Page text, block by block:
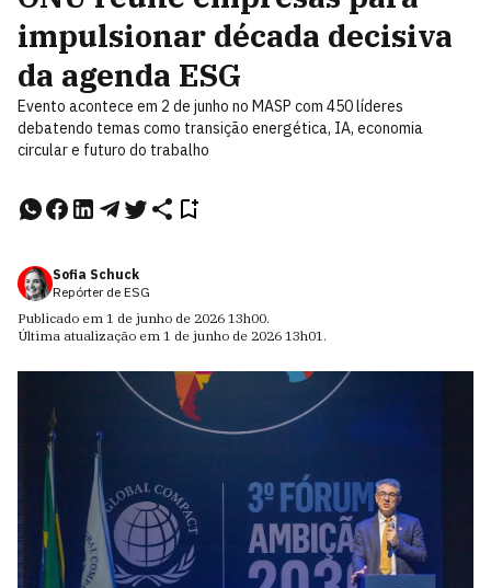
impulsionar década decisiva
da agenda ESG
Evento acontece em 2 de junho no MASP com 450 líderes
debatendo temas como transição energética, IA, economia
circular e futuro do trabalho
Sofia Schuck
Repórter de ESG
Publicado em 1 de junho de 2026 13h00.
Última atualização em 1 de junho de 2026 13h01.